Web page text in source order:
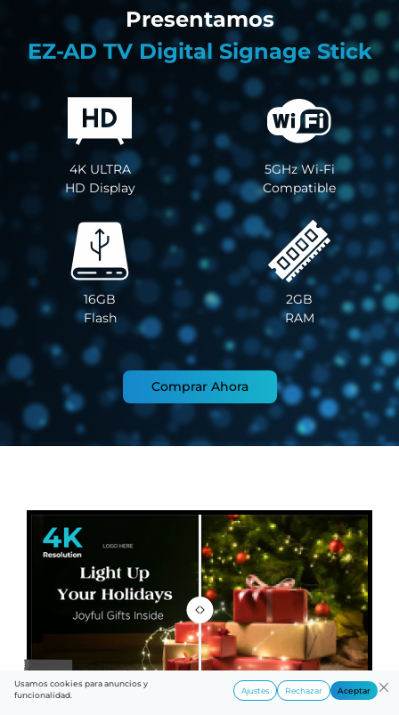
Presentamos
EZ-AD TV Digital Signage Stick
4K ULTRA
HD Display
5GHz Wi-Fi
Compatible
16GB
Flash
2GB
RAM
Comprar Ahora
Usamos cookies para anuncios y
funcionalidad.
Ajustes Rechazar Aceptar